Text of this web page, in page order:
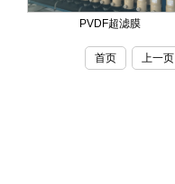
PVDF超滤膜
首页 上一页